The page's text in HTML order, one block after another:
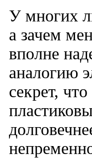
У многих
а зачем
вполне
аналогию
секрет,